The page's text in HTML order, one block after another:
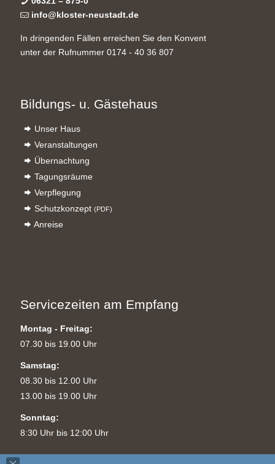
info@kloster-neustadt.de
In dringenden Fällen erreichen Sie den Konvent
unter der Rufnummer 0174 - 40 36 807
Bildungs- u. Gästehaus
Unser Haus
Veranstaltungen
Übernachtung
Tagungsräume
Verpflegung
Schutzkonzept (PDF)
Anreise
Servicezeiten am Empfang
Montag - Freitag:
07.30 bis 19.00 Uhr
Samstag:
08.30 bis 12.00 Uhr
13.00 bis 19.00 Uhr
Sonntag:
8:30 Uhr bis 12:00 Uhr